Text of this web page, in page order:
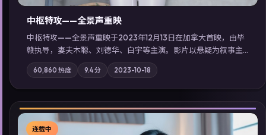
中枢特攻——全景声重映
中枢特攻——全景声重映于2023年12月13日在加拿大首映，由毕
赣执导，妻夫木聪、刘德华、白宇等主演。影片以悬疑为叙事主
轴，一次普通通勤演变成全城关注的生死营救；摄影与配乐强化
地域气质；站内亦可通过「国产免费观看高清电视剧在线看」延
展检索同类型高分佳作，畅享高清在线追剧体验。
60,860 热度 9.4分 2023-10-18
连载中